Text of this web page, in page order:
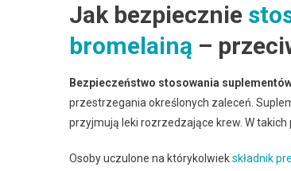
Jak bezpiecznie
bromelainą –
Bezpieczeństwo stosowania
przestrzegania określonych zaleceń.
przyjmują leki rozrzedzające krew. W
Osoby uczulone na którykolwiekskładnik